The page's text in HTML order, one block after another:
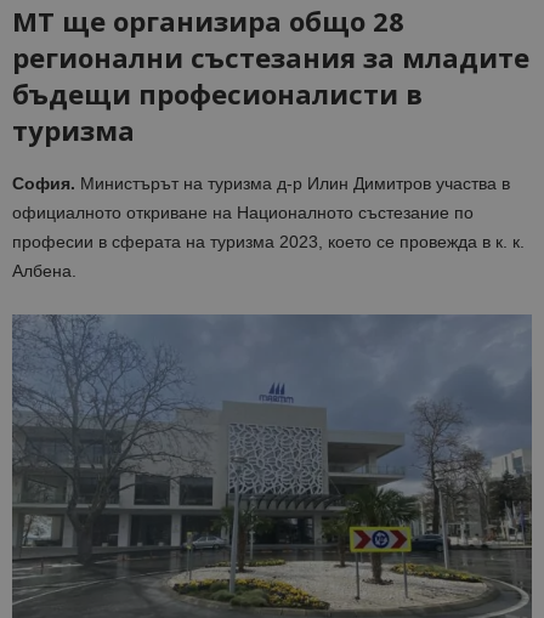
МТ ще организира общо 28
регионални състезания за младите
бъдещи професионалисти в
туризма
София. Министърът на туризма д-р Илин Димитров участва в
официалното откриване на Националното състезание по
професии в сферата на туризма 2023, което се провежда в к. к.
Албена.